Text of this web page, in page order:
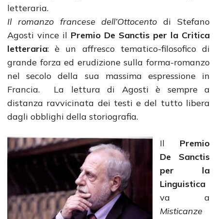
letteraria.
Il romanzo francese dell’Ottocento di Stefano
Agosti vince il Premio De Sanctis per la Critica
letteraria: è un affresco tematico-filosofico di
grande forza ed erudizione sulla forma-romanzo
nel secolo della sua massima espressione in
Francia. La lettura di Agosti è sempre a
distanza ravvicinata dei testi e del tutto libera
dagli obblighi della storiografia.
Il Premio
De Sanctis
per la
Linguistica
va a
Misticanze